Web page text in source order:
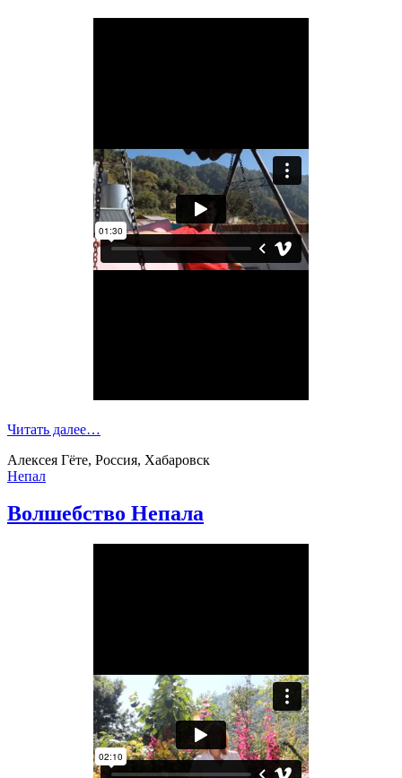
Читать далее…
Алексея Гёте, Россия, Хабаровск
Непал
Волшебство Непала